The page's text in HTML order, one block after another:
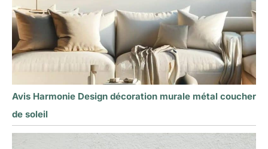
Avis Harmonie Design décoration murale métal coucher
de soleil